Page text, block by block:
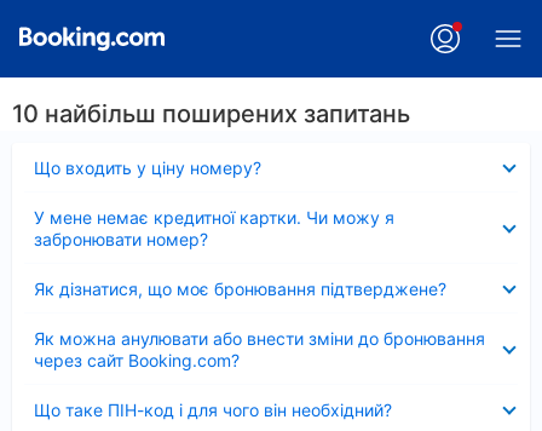
10 найбільш поширених запитань
Що входить у ціну номеру?
У мене немає кредитної картки. Чи можу я
забронювати номер?
Як дізнатися, що моє бронювання підтверджене?
Як можна анулювати або внести зміни до бронювання
через сайт Booking.com?
Що таке ПІН-код і для чого він необхідний?